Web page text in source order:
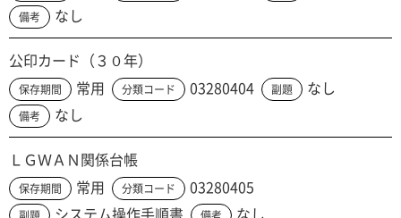
備考 なし
公印カード（３０年）
保存期間 常用 分類コード 03280404 副題 なし
備考 なし
ＬＧＷＡＮ関係台帳
保存期間 常用 分類コード 03280405
システム操作手順書 なし